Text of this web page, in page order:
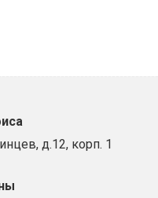
д.12, корп. 1